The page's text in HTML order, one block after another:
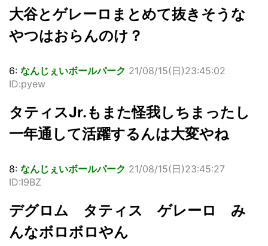
大谷とゲレーロまとめて抜きそうな
やつはおらんのけ？
6: なんじぇいボールパーク 21/08/15(日)23:45:02
ID:pyew
タティスJr.もまた怪我しちまったし
一年通して活躍するんは大変やね
8: なんじぇいボールパーク 21/08/15(日)23:45:27
ID:I9BZ
デグロム タティス ゲレーロ み
んなボロボロやん